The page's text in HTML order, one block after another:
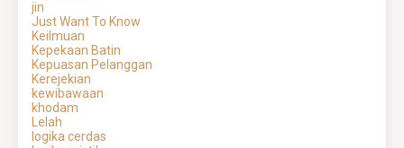
jin
Just Want To Know
Keilmuan
Kepekaan Batin
Kepuasan Pelanggan
Kerejekian
kewibawaan
khodam
Lelah
logika cerdas